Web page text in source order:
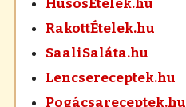
HúsosÉtelek.hu
RakottÉtelek.hu
SaaliSaláta.hu
Lencsereceptek.hu
Pogácsareceptek.hu